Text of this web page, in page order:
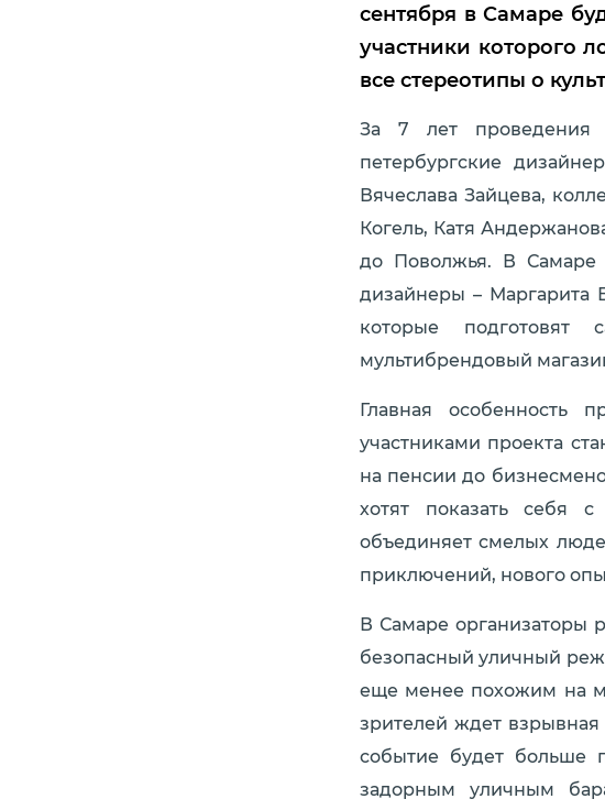
сентября в Самаре
участники которого
все стереотипы о
За 7 лет проведения
петербургские
Вячеслава Зайцева,
Когель, Катя
до Поволжья. В
дизайнеры – Маргарита
которые подготовят
мультибрендовый
Главная особенность
участниками проекта
на пенсии до
хотят показать себя
объединяет смелых
приключений, нового
В Самаре организаторы
безопасный уличный
еще менее похожим на
зрителей ждет
событие будет больше
задорным уличным